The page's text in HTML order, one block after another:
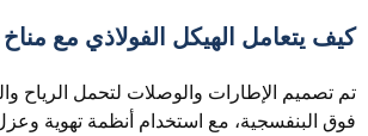
كيف يتعامل الهيكل الفولاذي مع مناخ
تم تصميم الإطارات والوصلات لتحمل الرياح
فوق البنفسجية، مع استخدام أنظمة تهوية